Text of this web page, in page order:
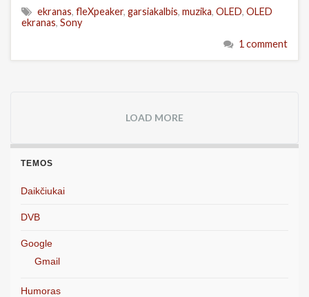
ekranas, fleXpeaker, garsiakalbis, muzika, OLED, OLED
ekranas, Sony
1 comment
LOAD MORE
TEMOS
Daikčiukai
DVB
Google
Gmail
Humoras